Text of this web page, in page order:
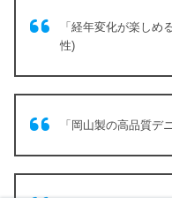
「経年変化が楽しめ
性)
「岡山製の高品質デ